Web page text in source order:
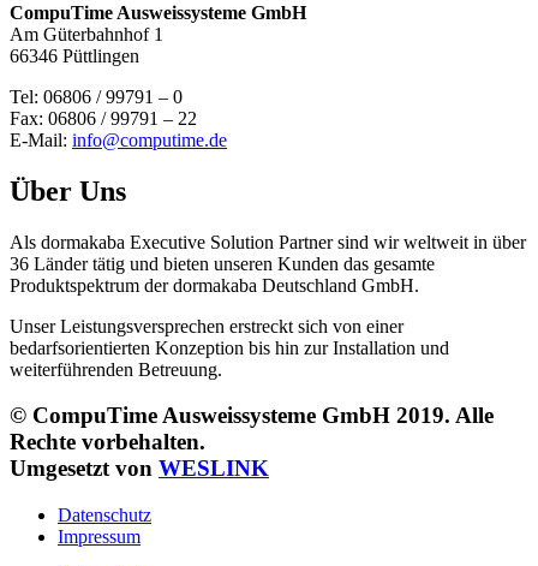
CompuTime Ausweissysteme GmbH
Am Güterbahnhof 1
66346 Püttlingen
Tel: 06806 / 99791 – 0
Fax: 06806 / 99791 – 22
E-Mail: info@computime.de
Über Uns
Als dormakaba Executive Solution Partner sind wir weltweit in über
36 Länder tätig und bieten unseren Kunden das gesamte
Produktspektrum der dormakaba Deutschland GmbH.
Unser Leistungsversprechen erstreckt sich von einer
bedarfsorientierten Konzeption bis hin zur Installation und
weiterführenden Betreuung.
© CompuTime Ausweissysteme GmbH 2019. Alle
Rechte vorbehalten.
Umgesetzt von WESLINK
Datenschutz
Impressum